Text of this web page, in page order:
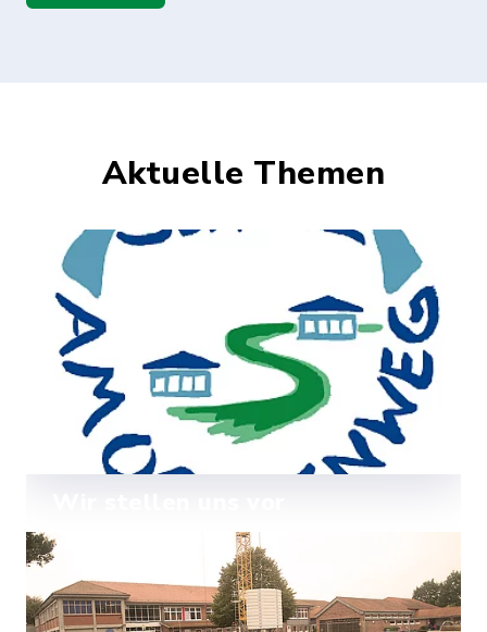
Aktuelle Themen
Die Schule am Ochsenweg im Portrait
Mehr lesen